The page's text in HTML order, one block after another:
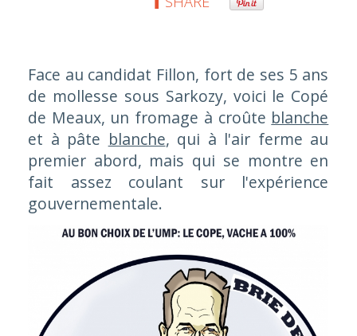
Face au candidat Fillon, fort de ses 5 ans
de mollesse sous Sarkozy, voici le Copé
de Meaux, un fromage à croûte blanche
et à pâte blanche, qui à l'air ferme au
premier abord, mais qui se montre en
fait assez coulant sur l'expérience
gouvernementale.